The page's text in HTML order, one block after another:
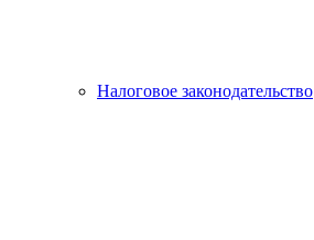
Налоговое законодательство